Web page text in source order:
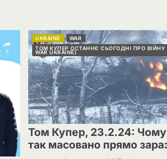
UKRAINE
WAR
ТОМ КУПЕР ОСТАННЄ СЬОГОДНІ ПРО ВІЙНУ В
WAR UKRAINE)
Том Купер, 23.2.24: Чому
так масовано прямо